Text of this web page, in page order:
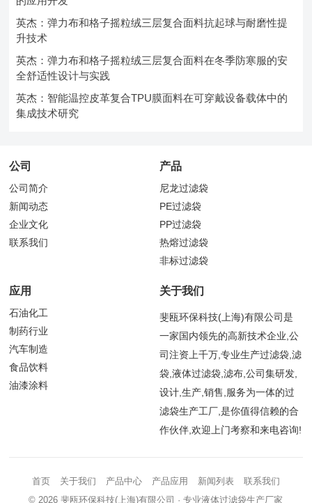
英杰：弹力布和格子摇粒绒三层复合面料抗起球与耐磨性提
升技术
英杰：弹力布和格子摇粒绒三层复合面料在冬季防寒服的安
全舒适性设计与实践
英杰：智能温控皮革复合TPU膜面料在可穿戴设备载体中的
集成技术研究
公司
公司简介
新闻动态
企业文化
联系我们
产品
尼龙过滤袋
PE过滤袋
PP过滤袋
热熔过滤袋
非标过滤袋
应用
石油化工
制药行业
汽车制造
食品饮料
油漆涂料
关于我们
斐瓯环保科技(上海)有限公司是
一家国内领先的高新技术企业,公
司注资上千万,专业生产过滤袋,滤
袋,液体过滤袋,滤布,公司集研发,
设计,生产,销售,服务为一体的过
滤袋生产工厂,是你值得信赖的合
作伙伴,欢迎上门考察和来电咨询!
首页 关于我们 产品中心 产品应用 新闻列表
联系我们
© 2026斐瓯环保科技(上海)有限公司 · 专业液体过滤袋生产厂家